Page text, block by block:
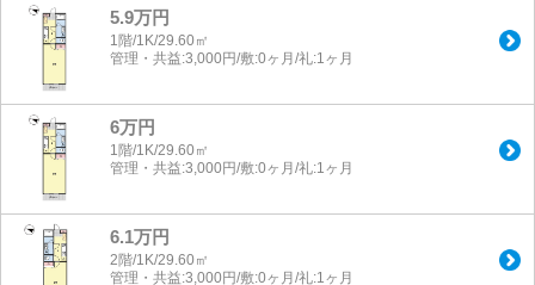
5.9万円
1階/1K/29.60㎡
管理・共益:3,000円/敷:0ヶ月/礼:1ヶ月
6万円
1階/1K/29.60㎡
管理・共益:3,000円/敷:0ヶ月/礼:1ヶ月
6.1万円
2階/1K/29.60㎡
管理・共益:3,000円/敷:0ヶ月/礼:1ヶ月